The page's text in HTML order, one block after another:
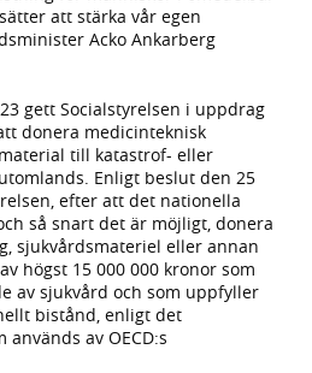
att stärka vår egen
Acko Ankarberg
gett Socialstyrelsen i uppdrag
donera medicinteknisk
till katastrof- eller
Enligt beslut den 25
efter att det nationella
så snart det är möjligt, donera
sjukvårdsmateriel eller annan
högst 15 000 000 kronor som
av sjukvård och som uppfyller
bistånd, enligt det
av OECD:s